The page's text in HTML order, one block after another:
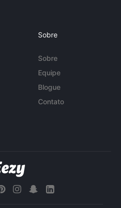
Sobre
Sobre
Equipe
Blogue
Contato